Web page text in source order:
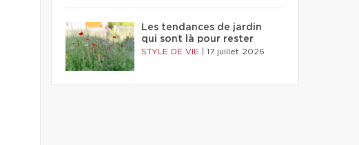
Les tendances de jardin
qui sont là pour rester
STYLE DE VIE 17 juillet 2026